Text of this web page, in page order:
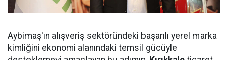
Aybimaş'ın alışveriş sektöründeki başarılı yerel marka
kimliğini ekonomi alanındaki temsil gücüyle